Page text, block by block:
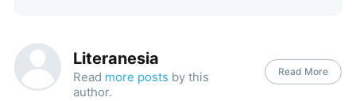
Literanesia
Read more posts by this
author.
Read More